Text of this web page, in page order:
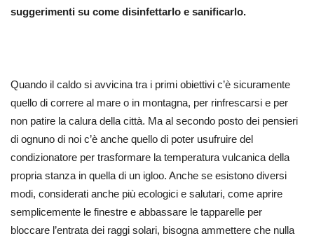
suggerimenti su come disinfettarlo e sanificarlo.
Quando il caldo si avvicina tra i primi obiettivi c’è sicuramente
quello di correre al mare o in montagna, per rinfrescarsi e per
non patire la calura della città. Ma al secondo posto dei pensieri
di ognuno di noi c’è anche quello di poter usufruire del
condizionatore per trasformare la temperatura vulcanica della
propria stanza in quella di un igloo. Anche se esistono diversi
modi, considerati anche più ecologici e salutari, come aprire
semplicemente le finestre e abbassare le tapparelle per
bloccare l’entrata dei raggi solari, bisogna ammettere che nulla